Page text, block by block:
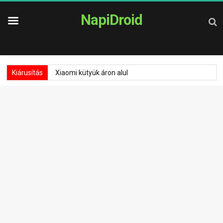
NapiDroid
Kiárusítás Xiaomi kütyük áron alul